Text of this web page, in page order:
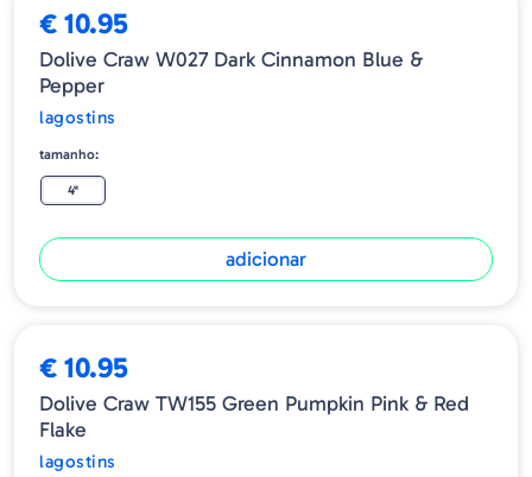
€ 10.95
Dolive Craw W027 Dark Cinnamon Blue &
Pepper
lagostins
tamanho:
4"
adicionar
€ 10.95
Dolive Craw TW155 Green Pumpkin Pink & Red
Flake
lagostins